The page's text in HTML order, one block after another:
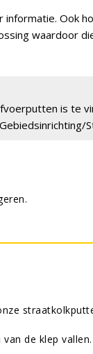
informatie. Ook
waardoor
is te
de klep vallen.